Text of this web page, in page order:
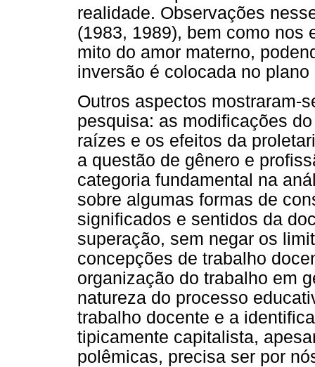
realidade. Observações
(1983, 1989), bem como nos
mito do amor materno,
inversão é colocada no
Outros aspectos mostraram-
pesquisa: as modificações
raízes e os efeitos da
a questão de gênero e
categoria fundamental na
sobre algumas formas de
significados e sentidos da
superação, sem negar os
concepções de trabalho
organização do trabalho em
natureza do processo
trabalho docente e a
tipicamente capitalista,
polêmicas, precisa ser por